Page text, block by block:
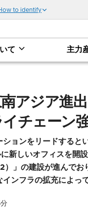
to identify
て 主力
せる、シンガポー
アジア進
チェーン
ョンをリードすると
新しいオフィスを開
）」の建設が進んで
ンフラの拡充によっ